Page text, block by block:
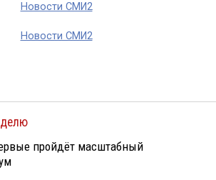
Новости СМИ2
Новости СМИ2
пройдёт масштабный